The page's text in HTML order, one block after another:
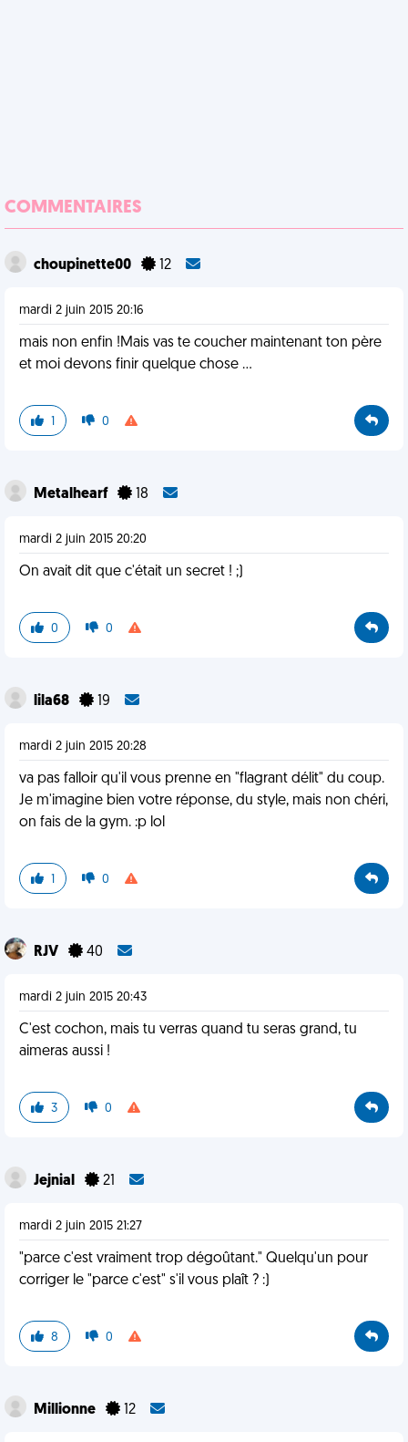
COMMENTAIRES
choupinette00 12
mardi 2 juin 2015 20:16
mais non enfin !Mais vas te coucher maintenant ton père
et moi devons finir quelque chose ...
1 0
Metalhearf 18
mardi 2 juin 2015 20:20
On avait dit que c'était un secret ! ;)
0 0
lila68 19
mardi 2 juin 2015 20:28
va pas falloir qu'il vous prenne en "flagrant délit" du coup.
Je m'imagine bien votre réponse, du style, mais non chéri,
on fais de la gym. :p lol
1 0
RJV 40
mardi 2 juin 2015 20:43
C'est cochon, mais tu verras quand tu seras grand, tu
aimeras aussi !
3 0
Jejnial 21
mardi 2 juin 2015 21:27
"parce c'est vraiment trop dégoûtant." Quelqu'un pour
corriger le "parce c'est" s'il vous plaît ? :)
8 0
Millionne 12